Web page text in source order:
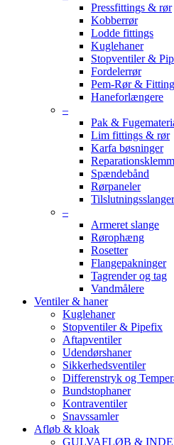
Pressfittings & rør
Kobberrør
Lodde fittings
Kuglehaner
Stopventiler &
Fordelerrør
Pem-Rør &
Haneforlængere
–
Pak &
Lim fittings & rør
Karfa bøsninger
Spændebånd
Rørpaneler
Tilslutningsslanger
–
Armeret slange
Rørophæng
Rosetter
Flangepakninger
Tagrender og tag
Vandmålere
Ventiler & haner
Kuglehaner
Stopventiler & Pipefix
Aftapventiler
Udendørshaner
Sikkerhedsventiler
Differenstryk og
Bundstophaner
Kontraventiler
Snavssamler
Afløb & kloak
GULVAFLØB &